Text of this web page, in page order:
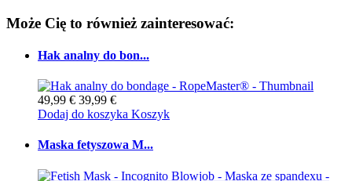
Może Cię to również zainteresować:
Hak analny do bon...
49,99 € 39,99 €
Dodaj do koszyka Koszyk
Maska fetyszowa M...